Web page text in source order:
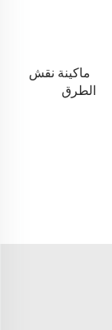
ماكينة نقش
الطرق